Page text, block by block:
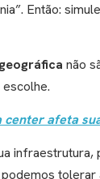
Então:
não
center afeta
infraestrutura,
tolerar